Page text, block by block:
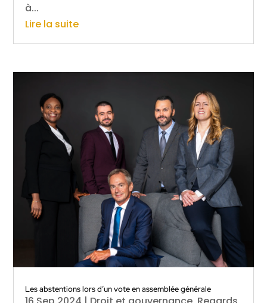
à...
Lire la suite
Les abstentions lors d’un vote en assemblée générale